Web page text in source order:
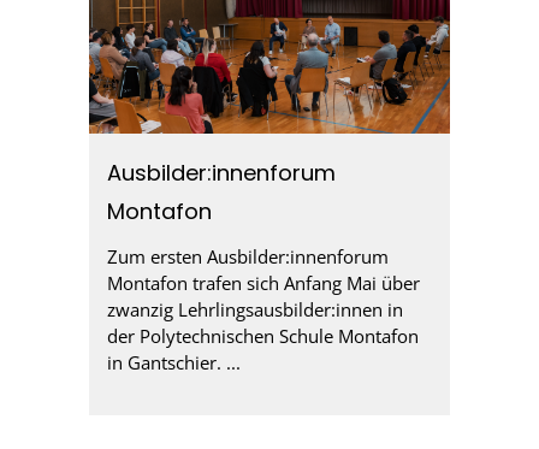
Ausbilder:innenforum
Montafon
Zum ersten Ausbilder:innenforum
Montafon trafen sich Anfang Mai über
zwanzig Lehrlingsausbilder:innen in
der Polytechnischen Schule Montafon
in Gantschier. ...